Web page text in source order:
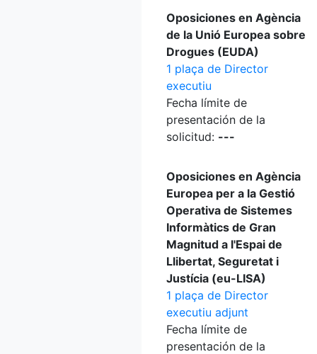
Oposiciones en Agència
de la Unió Europea sobre
Drogues (EUDA)
1 plaça de Director
executiu
Fecha límite de
presentación de la
solicitud: ---
Oposiciones en Agència
Europea per a la Gestió
Operativa de Sistemes
Informàtics de Gran
Magnitud a l'Espai de
Llibertat, Seguretat i
Justícia (eu-LISA)
1 plaça de Director
executiu adjunt
Fecha límite de
presentación de la